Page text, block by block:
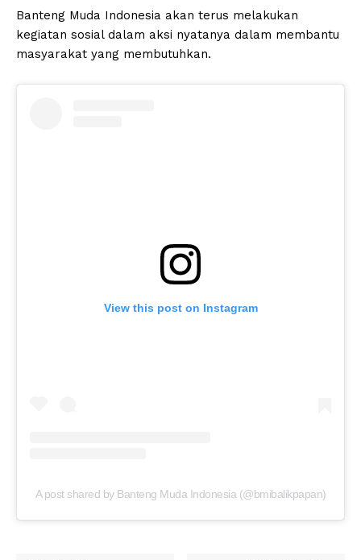
Banteng Muda Indonesia akan terus melakukan
kegiatan sosial dalam aksi nyatanya dalam membantu
masyarakat yang membutuhkan.
View this post on Instagram
A post shared by Banteng Muda Indonesia (@bmibalikpapan)